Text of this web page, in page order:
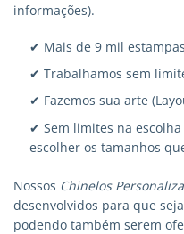
informações).
✔ Mais de 9 mil
✔ Trabalhamos sem
✔ Fazemos sua arte
✔ Sem limites na
escolher os tamanhos
Nossos Chinelos
desenvolvidos para que
podendo também serem